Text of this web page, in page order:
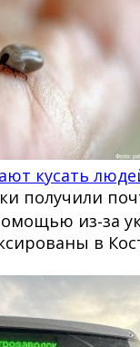
кусать
получили
из‑за
в